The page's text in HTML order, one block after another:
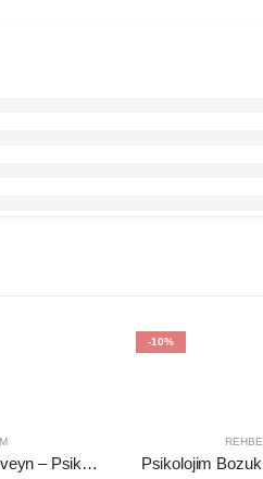
Duyulmamış Çocuk Konuşan Ebeveyn – Psikolog Zehra Sarıtemur
-10%
Psikolojim